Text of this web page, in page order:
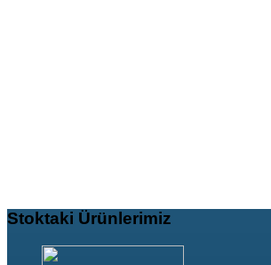
Stoktaki Ürünlerimiz